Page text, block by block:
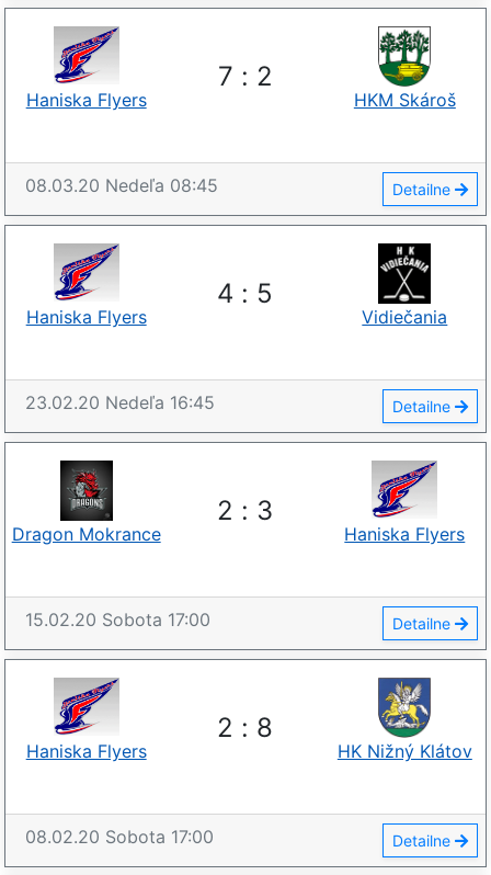
7 : 2
Haniska Flyers HKM Skároš
08.03.20 Nedeľa 08:45 Detailne
4 : 5
Haniska Flyers Vidiečania
23.02.20 Nedeľa 16:45 Detailne
2 : 3
Dragon Mokrance Haniska Flyers
15.02.20 Sobota 17:00 Detailne
2 : 8
Haniska Flyers HK Nižný Klátov
08.02.20 Sobota 17:00 Detailne